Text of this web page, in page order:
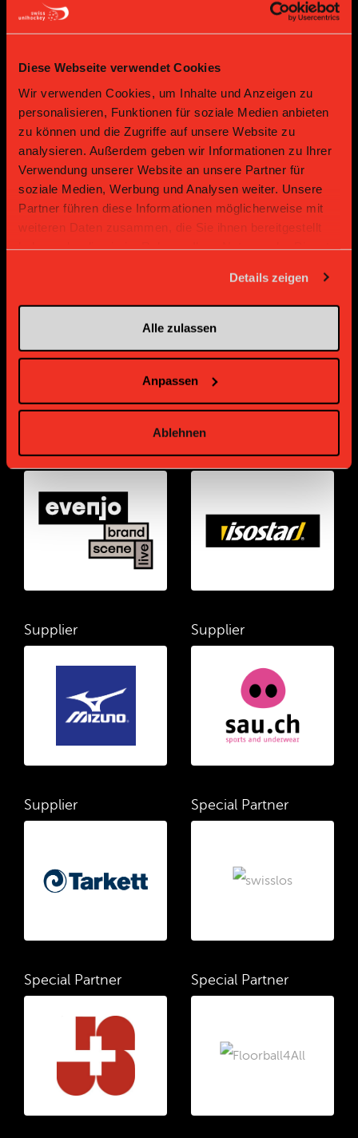
Diese Webseite verwendet Cookies
Wir verwenden Cookies, um Inhalte und Anzeigen zu
personalisieren, Funktionen für soziale Medien anbieten
zu können und die Zugriffe auf unsere Website zu
analysieren. Außerdem geben wir Informationen zu Ihrer
Verwendung unserer Website an unsere Partner für
soziale Medien, Werbung und Analysen weiter. Unsere
Partner führen diese Informationen möglicherweise mit
weiteren Daten zusammen, die Sie ihnen bereitgestellt
Details zeigen
Alle zulassen
Anpassen
Ablehnen
Bronze Partner
Supplier
Supplier Supplier
Supplier Supplier
Supplier Special Partner
Special Partner Special Partner